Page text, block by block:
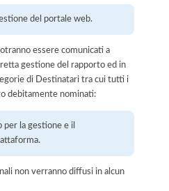
del portale web.
essere comunicati a
gestione del rapporto ed in
di Destinatari tra cui tutti i
debitamente nominati:
la gestione e il
non verranno diffusi in alcun